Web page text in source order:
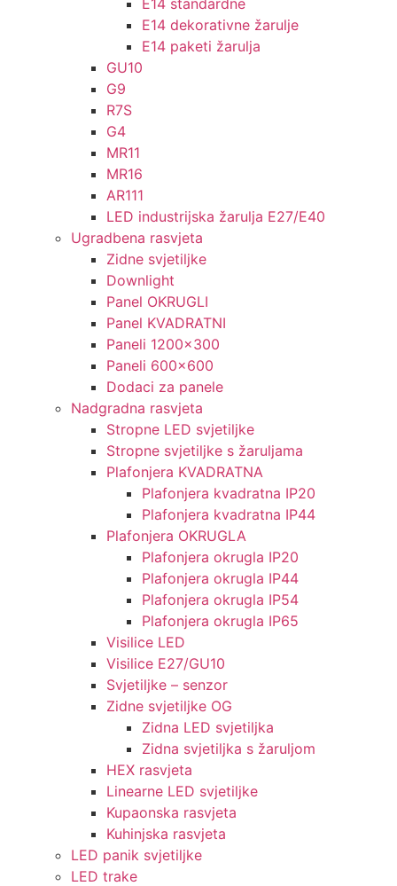
E14 standardne
E14 dekorativne žarulje
E14 paketi žarulja
GU10
G9
R7S
G4
MR11
MR16
AR111
LED industrijska žarulja E27/E40
Ugradbena rasvjeta
Zidne svjetiljke
Downlight
Panel OKRUGLI
Panel KVADRATNI
Paneli 1200×300
Paneli 600×600
Dodaci za panele
Nadgradna rasvjeta
Stropne LED svjetiljke
Stropne svjetiljke s žaruljama
Plafonjera KVADRATNA
Plafonjera kvadratna IP20
Plafonjera kvadratna IP44
Plafonjera OKRUGLA
Plafonjera okrugla IP20
Plafonjera okrugla IP44
Plafonjera okrugla IP54
Plafonjera okrugla IP65
Visilice LED
Visilice E27/GU10
Svjetiljke – senzor
Zidne svjetiljke OG
Zidna LED svjetiljka
Zidna svjetiljka s žaruljom
HEX rasvjeta
Linearne LED svjetiljke
Kupaonska rasvjeta
Kuhinjska rasvjeta
LED panik svjetiljke
LED trake